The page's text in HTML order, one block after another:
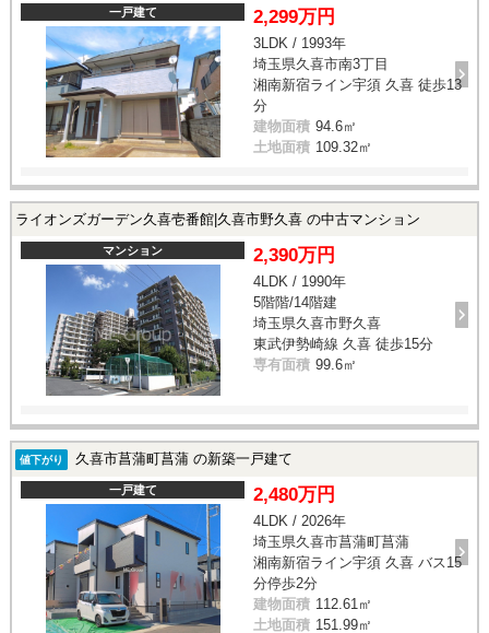
一戸建て 2,299万円
3LDK / 1993年
埼玉県久喜市南3丁目
湘南新宿ライン宇須 久喜 徒歩13
分
建物面積 94.6㎡
土地面積 109.32㎡
ライオンズガーデン久喜壱番館|久喜市野久喜 の中古マンション
マンション 2,390万円
4LDK / 1990年
5階階/14階建
埼玉県久喜市野久喜
東武伊勢崎線 久喜 徒歩15分
専有面積 99.6㎡
値下がり 久喜市菖蒲町菖蒲 の新築一戸建て
一戸建て 2,480万円
4LDK / 2026年
埼玉県久喜市菖蒲町菖蒲
湘南新宿ライン宇須 久喜 バス15
分停歩2分
建物面積 112.61㎡
土地面積 151.99㎡